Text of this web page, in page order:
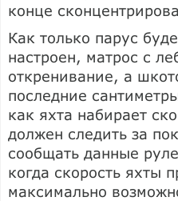
конце
Как только парус
настроен, матрос с
откренивание, а
последние
как яхта набирает
должен следить за
сообщать данные
когда скорость яхты
максимально